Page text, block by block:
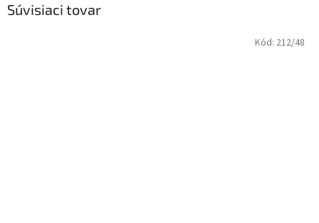
Súvisiaci tovar
Kód: 212/48